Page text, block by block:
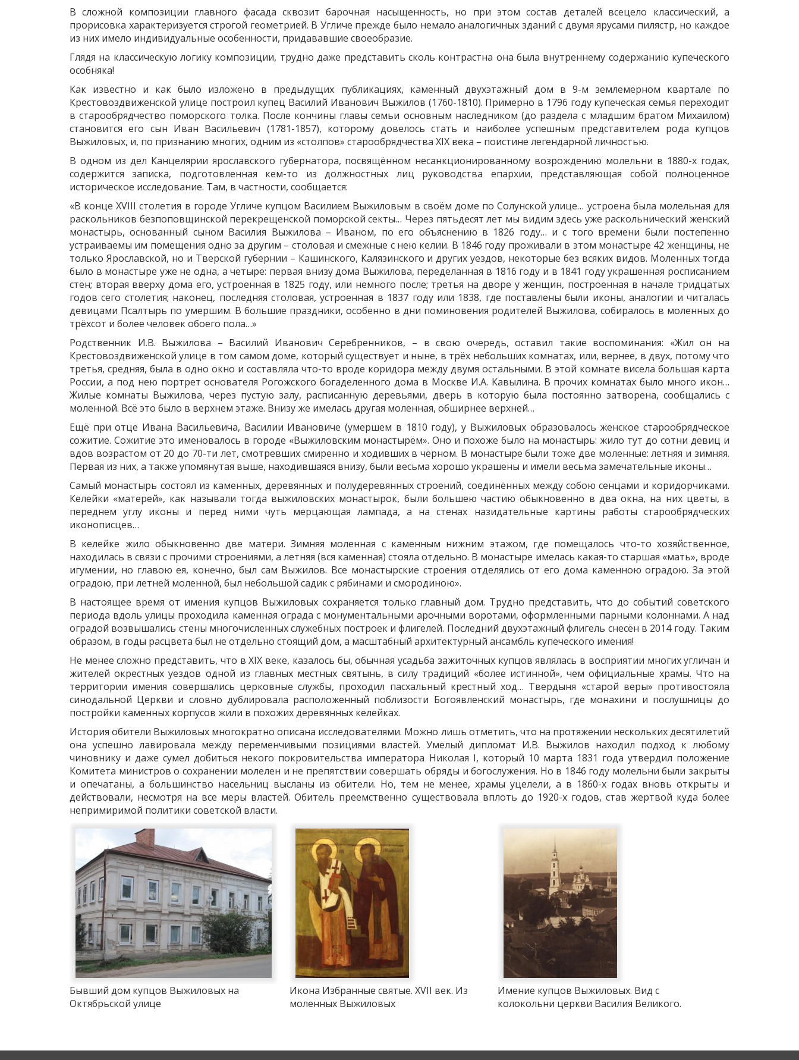
В сложной композиции главного фасада сквозит барочная насыщенность, но при этом состав деталей всецело классический, а
прорисовка характеризуется строгой геометрией. В Угличе прежде было немало аналогичных зданий с двумя ярусами пилястр, но каждое
из них имело индивидуальные особенности, придававшие своеобразие.
Глядя на классическую логику композиции, трудно даже представить сколь контрастна она была внутреннему содержанию купеческого
особняка!
Как известно и как было изложено в предыдущих публикациях, каменный двухэтажный дом в 9-м землемерном квартале по
Крестовоздвиженской улице построил купец Василий Иванович Выжилов (1760-1810). Примерно в 1796 году купеческая семья переходит
в старообрядчество поморского толка. После кончины главы семьи основным наследником (до раздела с младшим братом Михаилом)
становится его сын Иван Васильевич (1781-1857), которому довелось стать и наиболее успешным представителем рода купцов
Выжиловых, и, по признанию многих, одним из «столпов» старообрядчества XIX века – поистине легендарной личностью.
В одном из дел Канцелярии ярославского губернатора, посвящённом несанкционированному возрождению молельни в 1880-х годах,
содержится записка, подготовленная кем-то из должностных лиц руководства епархии, представляющая собой полноценное
историческое исследование. Там, в частности, сообщается:
«В конце XVIII столетия в городе Угличе купцом Василием Выжиловым в своём доме по Солунской улице… устроена была молельная для
раскольников безпоповщинской перекрещенской поморской секты… Через пятьдесят лет мы видим здесь уже раскольнический женский
монастырь, основанный сыном Василия Выжилова – Иваном, по его объяснению в 1826 году… и с того времени были постепенно
устраиваемы им помещения одно за другим – столовая и смежные с нею келии. В 1846 году проживали в этом монастыре 42 женщины, не
только Ярославской, но и Тверской губернии – Кашинского, Калязинского и других уездов, некоторые без всяких видов. Моленных тогда
было в монастыре уже не одна, а четыре: первая внизу дома Выжилова, переделанная в 1816 году и в 1841 году украшенная росписанием
стен; вторая вверху дома его, устроенная в 1825 году, или немного после; третья на дворе у женщин, построенная в начале тридцатых
годов сего столетия; наконец, последняя столовая, устроенная в 1837 году или 1838, где поставлены были иконы, аналогии и читалась
девицами Псалтырь по умершим. В большие праздники, особенно в дни поминовения родителей Выжилова, собиралось в моленных до
трёхсот и более человек обоего пола…»
Родственник И.В. Выжилова – Василий Иванович Серебренников, – в свою очередь, оставил такие воспоминания: «Жил он на
Крестовоздвиженской улице в том самом доме, который существует и ныне, в трёх небольших комнатах, или, вернее, в двух, потому что
третья, средняя, была в одно окно и составляла что-то вроде коридора между двумя остальными. В этой комнате висела большая карта
России, а под нею портрет основателя Рогожского богаделенного дома в Москве И.А. Кавылина. В прочих комнатах было много икон…
Жилые комнаты Выжилова, через пустую залу, расписанную деревьями, дверь в которую была постоянно затворена, сообщались с
моленной. Всё это было в верхнем этаже. Внизу же имелась другая моленная, обширнее верхней…
Ещё при отце Ивана Васильевича, Василии Ивановиче (умершем в 1810 году), у Выжиловых образовалось женское старообрядческое
сожитие. Сожитие это именовалось в городе «Выжиловским монастырём». Оно и похоже было на монастырь: жило тут до сотни девиц и
вдов возрастом от 20 до 70-ти лет, смотревших смиренно и ходивших в чёрном. В монастыре были тоже две моленные: летняя и зимняя.
Первая из них, а также упомянутая выше, находившаяся внизу, были весьма хорошо украшены и имели весьма замечательные иконы…
Самый монастырь состоял из каменных, деревянных и полудеревянных строений, соединённых между собою сенцами и коридорчиками.
Келейки «матерей», как называли тогда выжиловских монастырок, были большею частию обыкновенно в два окна, на них цветы, в
переднем углу иконы и перед ними чуть мерцающая лампада, а на стенах назидательные картины работы старообрядческих
иконописцев…
В келейке жило обыкновенно две матери. Зимняя моленная с каменным нижним этажом, где помещалось что-то хозяйственное,
находилась в связи с прочими строениями, а летняя (вся каменная) стояла отдельно. В монастыре имелась какая-то старшая «мать», вроде
игумении, но главою ея, конечно, был сам Выжилов. Все монастырские строения отделялись от его дома каменною оградою. За этой
оградою, при летней моленной, был небольшой садик с рябинами и смородиною».
В настоящее время от имения купцов Выжиловых сохраняется только главный дом. Трудно представить, что до событий советского
периода вдоль улицы проходила каменная ограда с монументальными арочными воротами, оформленными парными колоннами. А над
оградой возвышались стены многочисленных служебных построек и флигелей. Последний двухэтажный флигель снесён в 2014 году. Таким
образом, в годы расцвета был не отдельно стоящий дом, а масштабный архитектурный ансамбль купеческого имения!
Не менее сложно представить, что в XIX веке, казалось бы, обычная усадьба зажиточных купцов являлась в восприятии многих угличан и
жителей окрестных уездов одной из главных местных святынь, в силу традиций «более истинной», чем официальные храмы. Что на
территории имения совершались церковные службы, проходил пасхальный крестный ход… Твердыня «старой веры» противостояла
синодальной Церкви и словно дублировала расположенный поблизости Богоявленский монастырь, где монахини и послушницы до
постройки каменных корпусов жили в похожих деревянных келейках.
История обители Выжиловых многократно описана исследователями. Можно лишь отметить, что на протяжении нескольких десятилетий
она успешно лавировала между переменчивыми позициями властей. Умелый дипломат И.В. Выжилов находил подход к любому
чиновнику и даже сумел добиться некого покровительства императора Николая I, который 10 марта 1831 года утвердил положение
Комитета министров о сохранении молелен и не препятствии совершать обряды и богослужения. Но в 1846 году молельни были закрыты
и опечатаны, а большинство насельниц высланы из обители. Но, тем не менее, храмы уцелели, а в 1860-х годах вновь открыты и
действовали, несмотря на все меры властей. Обитель преемственно существовала вплоть до 1920-х годов, став жертвой куда более
непримиримой политики советской власти.
Бывший дом купцов Выжиловых на
Октябрьской улице
Икона Избранные святые. XVII век. Из
моленных Выжиловых
Имение купцов Выжиловых. Вид с
колокольни церкви Василия Великого.